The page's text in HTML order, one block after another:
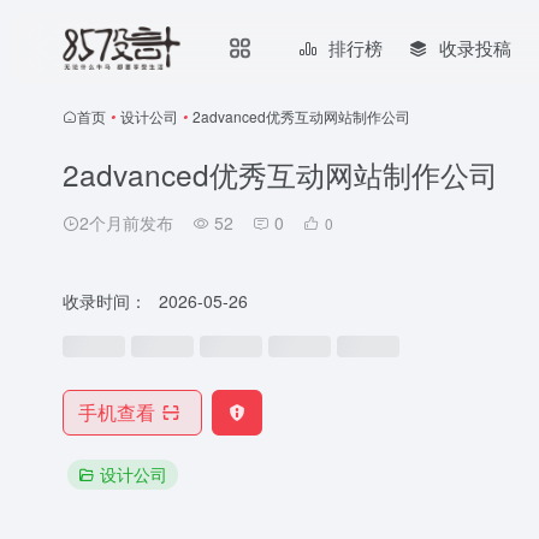
排行榜 收录投稿
首页 • 设计公司 • 2advanced优秀互动网站制作公司
2advanced优秀互动网站制作公司
2个月前发布 52 0 0
收录时间： 2026-05-26
手机查看
设计公司